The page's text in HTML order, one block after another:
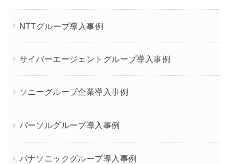
NTTグループ導入事例
サイバーエージェントグループ導入事例
ソニーグループ企業導入事例
パーソルグループ導入事例
パナソニックグループ導入事例